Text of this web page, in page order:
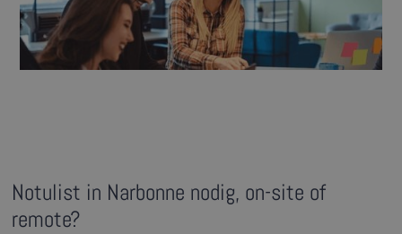
Notulist in Narbonne nodig, on-site of
remote?